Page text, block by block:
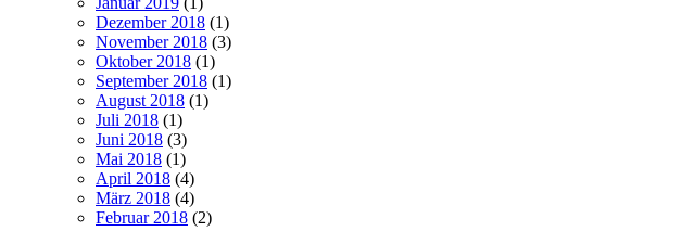
Dezember 2018 (1)
November 2018 (3)
Oktober 2018 (1)
September 2018 (1)
August 2018 (1)
Juli 2018 (1)
Juni 2018 (3)
Mai 2018 (1)
April 2018 (4)
März 2018 (4)
Februar 2018 (2)